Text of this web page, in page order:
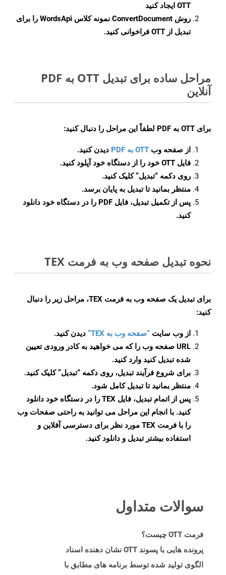
OTT ایجاد کنید
روش ConvertDocument
نمونه کلاس WordsApi را برای
تبدیل از OTT فراخوانی کنید.
مراحل ساده برای تبدیل OTT به PDF
آنلاین
برای OTT به PDF لطفاً این مراحل را دنبال کنید:
از صفحه وب OTT به PDF
دیدن کنید.
فایل OTT خود را از دستگاه خود آپلود کنید.
روی دکمه “تبدیل”کلیک کنید.
منتظر بمانید تا تبدیل به پایان برسد.
پس از تکمیل تبدیل، فایل PDF را در دستگاه خود دانلود
کنید.
نحوه تبدیل صفحه وب به فرمت TEX
برای تبدیل یک صفحه وب به فرمت TEX، مراحل زیر را دنبال
کنید:
از وب سایت “صفحه وب به TEX”
دیدن کنید.
URL صفحه وب را که می خواهید به کادر ورودی تعیین
شده تبدیل کنید وارد کنید.
برای شروع فرآیند تبدیل، روی دکمه “تبدیل” کلیک کنید.
منتظر بمانید تا تبدیل کامل شود.
پس از اتمام تبدیل، فایل TEX را در دستگاه خود دانلود
کنید. با انجام این مراحل می توانید به راحتی صفحات وب
را با فرمت TEX مورد نظر برای دسترسی آفلاین و
استفاده بیشتر تبدیل و دانلود کنید.
سوالات متداول
فرمت OTT چیست؟
پرونده هایی با پسوند OTT نشان دهنده اسناد
الگوی تولید شده توسط برنامه های مطابق با